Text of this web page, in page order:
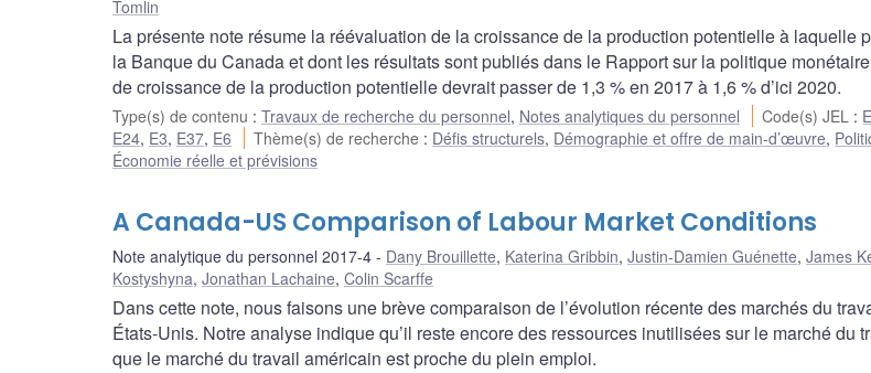
Tomlin
La présente note résume la réévaluation de la croissance de la production potentielle à laquelle
la Banque du Canada et dont les résultats sont publiés dans le Rapport sur la politique
de croissance de la production potentielle devrait passer de 1,3 % en 2017 à 1,6 % d’ici 2020.
Type(s) de contenu : Travaux de recherche du personnel, Notes analytiques du personnel Code(s) JEL : E
E24, E3, E37, E6 Thème(s) de recherche : Défis structurels, Démographie et offre de main-d’œuvre,
Économie réelle et prévisions
A Canada-US Comparison of Labour Market Conditions
Note analytique du personnel 2017-4 Dany Brouillette, Katerina Gribbin, Justin-Damien Guénette, James
Kostyshyna, Jonathan Lachaine, Colin Scarffe
Dans cette note, nous faisons une brève comparaison de l’évolution récente des marchés du
États-Unis. Notre analyse indique qu’il reste encore des ressources inutilisées sur le marché du
que le marché du travail américain est proche du plein emploi.